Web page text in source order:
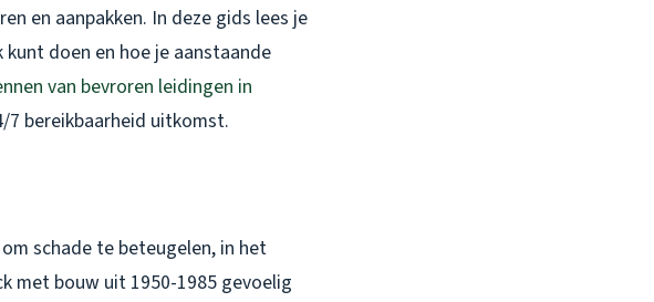
en aanpakken. In deze gids lees je
doen en hoe je aanstaande
van bevroren leidingen in
7 bereikbaarheid uitkomst.
schade te beteugelen, in het
met bouw uit 1950-1985 gevoelig